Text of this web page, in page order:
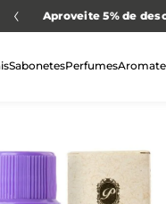
Aproveite 5% de
SabonetesPerfumes